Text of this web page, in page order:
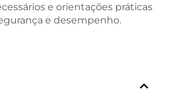
e orientações práticas
e desempenho.